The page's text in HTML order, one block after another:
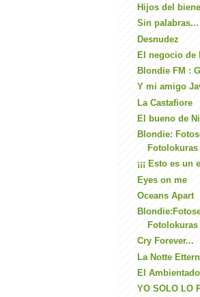
Hijos del
Sin palabras...
Desnudez
El negocio de
Blondie FM :
Y mi amigo
La Castafiore
El bueno de
Blondie:
Fotolokuras
¡¡¡ Esto es un
Eyes on me
Oceans Apart
Fotolokuras
Cry Forever...
La Notte
El
YO SOLO LO